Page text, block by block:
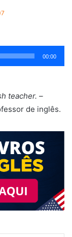
00:00
teacher. –
de inglês.